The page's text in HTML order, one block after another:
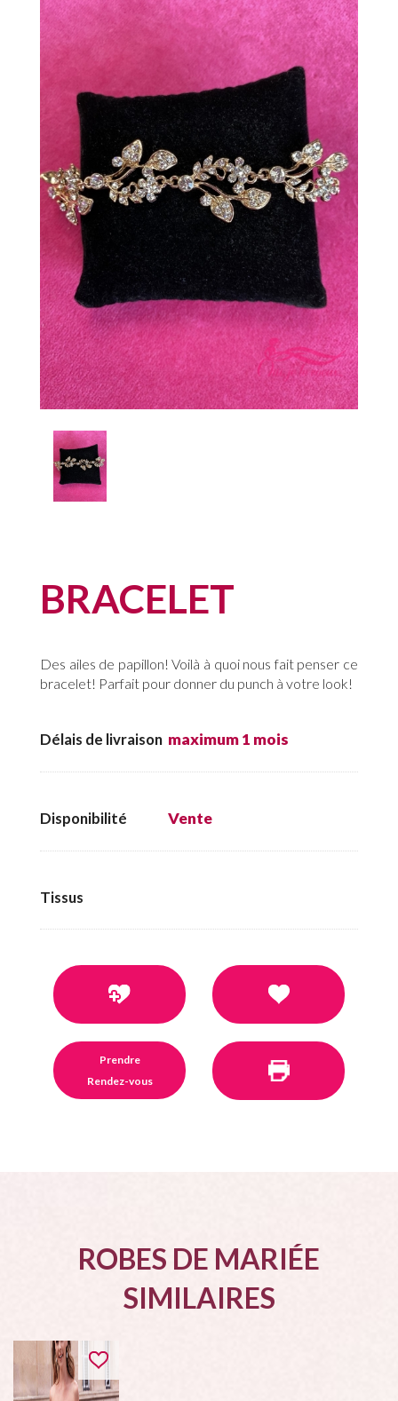
Conseils
Blogue
Carrière
Contact
Prendre rendez-vous
Favoris
Mon panier Connexion
EN Facebook
BRACELET
Des ailes de papillon! Voilà à quoi nous fait penser ce
bracelet! Parfait pour donner du punch à votre look!
Délais de livraison maximum 1 mois
Disponibilité Vente
Tissus
Prendre
Rendez-vous
ROBES DE MARIÉE
SIMILAIRES